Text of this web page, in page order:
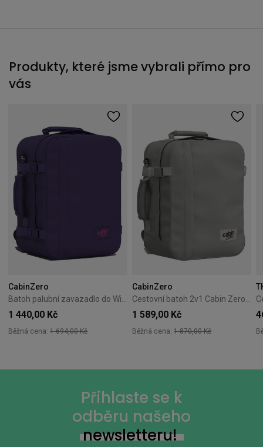
Produkty, které jsme vybrali přímo pro
vás
CabinZero
Batoh palubní zavazadlo do Wizzair Cabin Zero Classic 28L Solace sky
1 440,00 Kč
Běžná cena: 1 694,00 Kč
CabinZero
Cestovní batoh 2v1 Cabin Zero Classic Tech 28L Silver Storm
1 589,00 Kč
Běžná cena: 1 870,00 Kč
Přihlaste se k
odběru našeho
newsletteru!